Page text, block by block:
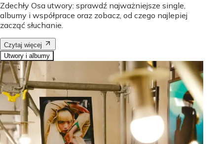
Zdechły Osa utwory: sprawdź najważniejsze single,
albumy i współprace oraz zobacz, od czego najlepiej
zacząć słuchanie.
Czytaj więcej
Utwory i albumy